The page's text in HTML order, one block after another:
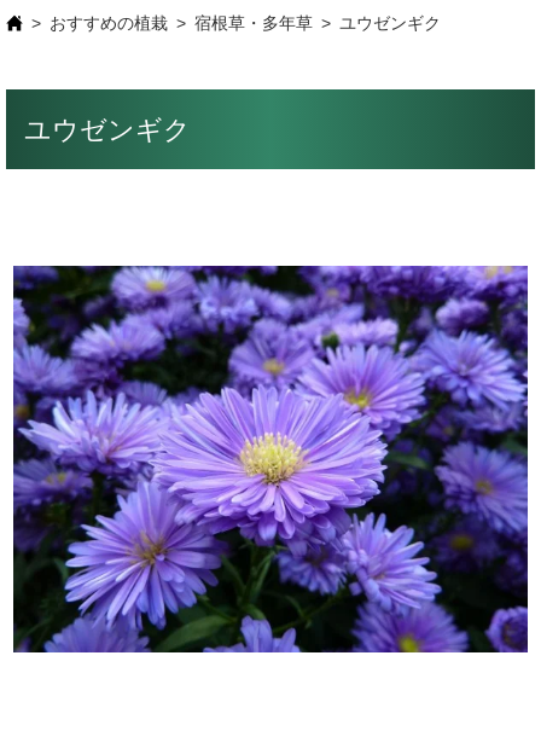
おすすめの植栽 宿根草・多年草 ユウゼンギク
ユウゼンギク